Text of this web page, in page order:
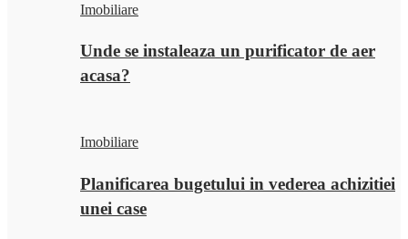
Imobiliare
Unde se instaleaza un purificator de aer
acasa?
Imobiliare
Planificarea bugetului in vederea achizitiei
unei case